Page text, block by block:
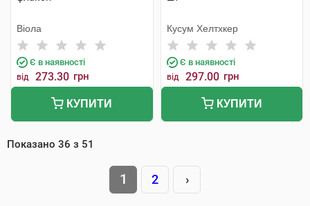
Віола
Є в наявності
від 273.30 грн
КУПИТИ
Кусум Хелтхкер
Є в наявності
від 297.00 грн
КУПИТИ
Показано 36 з 51
1 2 ›